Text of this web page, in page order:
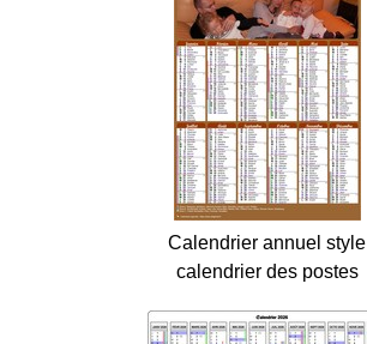
Calendrier annuel style
calendrier des postes